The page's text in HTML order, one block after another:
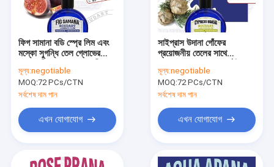
ফিগ সামানা বডি স্প্রে লিম এবং
মস্কো সুগন্ধি তেল গ্লোভের
মূল্য:negotiable
MOQ:72 PCs/CTN
সর্বশেষ দাম পান
এখন যোগাযোগ
সাইপ্রাস উদানা গোঁফের
প্রয়োজনীয় তেলের সাথে
ক্লাইন ব্লু ডিজাইন স্টাইল
মূল্য:negotiable
MOQ:72 PCs/CTN
সর্বশেষ দাম পান
এখন যোগাযোগ